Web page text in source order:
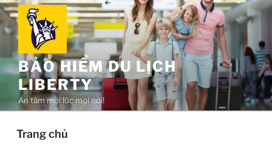
Chuyển
đến
phần
dungBẢO HIỂM DU LỊCH
LIBERTY
An tâm mọi lúc mọi nơi!
Trang chủ